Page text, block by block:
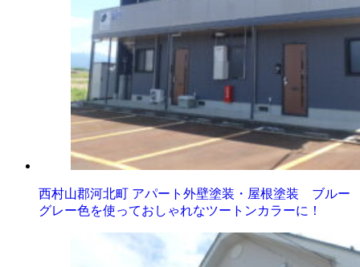
西村山郡河北町 アパート外壁塗装・屋根塗装 ブルー
グレー色を使っておしゃれなツートンカラーに！